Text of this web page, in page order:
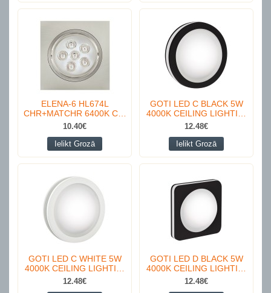
ELENA-6 HL674L
CHR+MATCHR 6400K C…
10.40€
Ielikt Grozā
GOTI LED C BLACK 5W
4000K CEILING LIGHTI…
12.48€
Ielikt Grozā
GOTI LED C WHITE 5W
4000K CEILING LIGHTI…
12.48€
GOTI LED D BLACK 5W
4000K CEILING LIGHTI…
12.48€